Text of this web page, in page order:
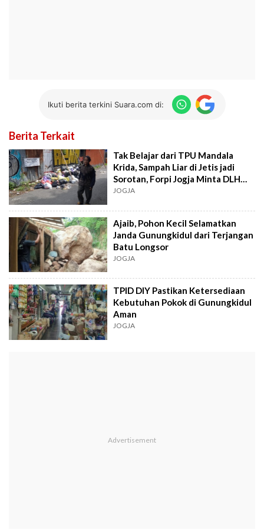
Ikuti berita terkini Suara.com di:
Berita Terkait
Tak Belajar dari TPU Mandala
Krida, Sampah Liar di Jetis jadi
Sorotan, Forpi Jogja Minta DLH
Tegas
JOGJA
Ajaib, Pohon Kecil Selamatkan
Janda Gunungkidul dari Terjangan
Batu Longsor
JOGJA
TPID DIY Pastikan Ketersediaan
Kebutuhan Pokok di Gunungkidul
Aman
JOGJA